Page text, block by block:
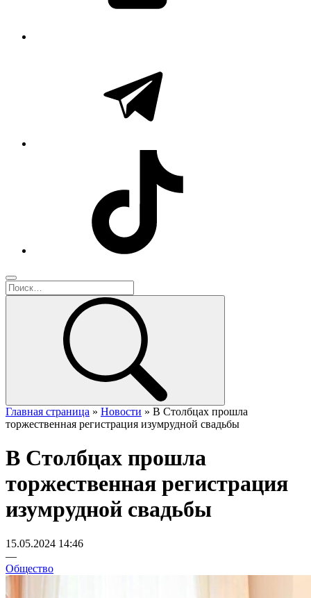
Главная страница » Новости » В Столбцах прошла
торжественная регистрация изумрудной свадьбы
В Столбцах прошла
торжественная регистрация
изумрудной свадьбы
15.05.2024 14:46
—
Общество